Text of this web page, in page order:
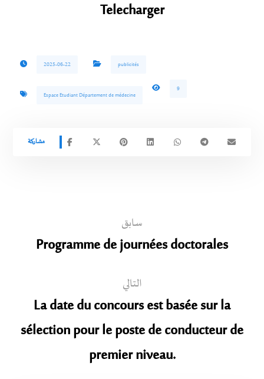
Telecharger
2025-06-22 publicités
Espace Etudiant Département de médecine
9
سابق
Programme de journées doctorales
التالي
La date du concours est basée sur la
sélection pour le poste de conducteur de
premier niveau.